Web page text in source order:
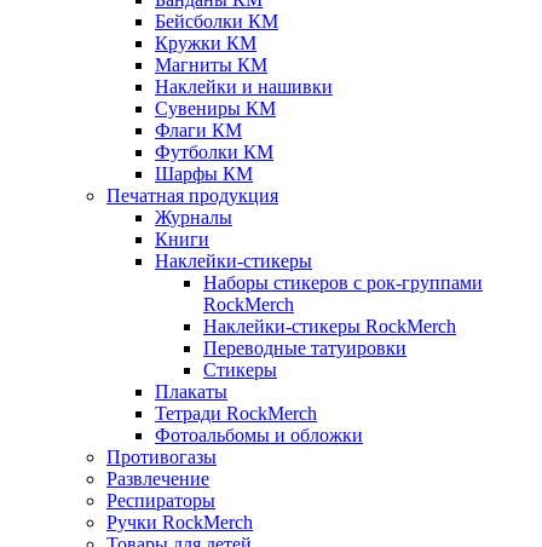
Бейсболки КМ
Кружки КМ
Магниты КМ
Наклейки и нашивки
Сувениры КМ
Флаги КМ
Футболки КМ
Шарфы КМ
Печатная продукция
Журналы
Книги
Наклейки-стикеры
Наборы стикеров с рок-группами
RockMerch
Наклейки-стикеры RockMerch
Переводные татуировки
Стикеры
Плакаты
Тетради RockMerch
Фотоальбомы и обложки
Противогазы
Развлечение
Респираторы
Ручки RockMerch